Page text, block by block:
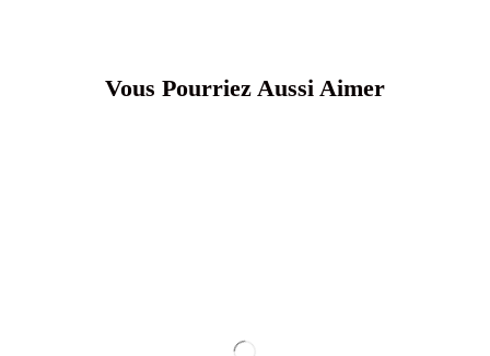
Vous Pourriez Aussi Aimer